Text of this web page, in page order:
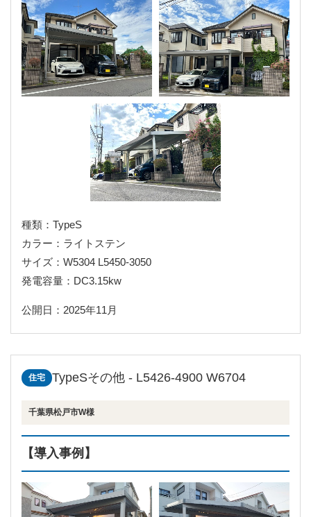
種類：TypeS
カラー：ライトステン
サイズ：W5304 L5450-3050
発電容量：DC3.15kw
公開日：2025年11月
TypeSその他 - L5426-4900 W6704
住宅
千葉県松戸市W様
【導入事例】